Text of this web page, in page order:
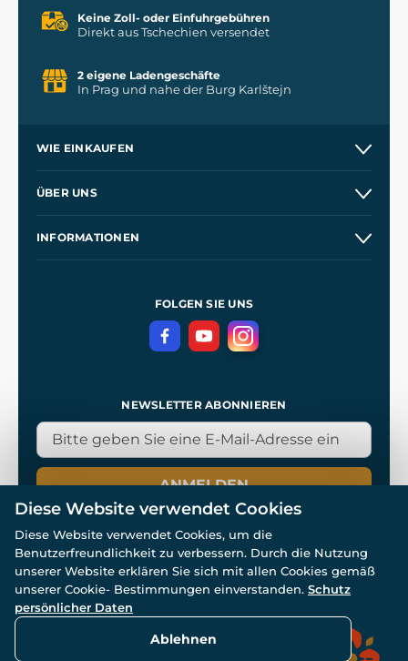
Keine Zoll- oder Einfuhrgebühren
Direkt aus Tschechien versendet
2 eigene Ladengeschäfte
In Prag und nahe der Burg Karlštejn
WIE EINKAUFEN
Kontakt
ÜBER UNS
INFORMATIONEN
DatenschutzerklärungFOLGEN SIE UNS
NEWSLETTER ABONNIEREN
ANMELDEN
© Alle Rechte vorbehalten. www.wulflund.de 2007-2026.
Powered by
Diese Website verwendet Cookies
Diese Website verwendet Cookies, um die
Benutzerfreundlichkeit zu verbessern. Durch die Nutzung
unserer Website erklären Sie sich mit allen Cookies gemäß
unserer Cookie- Bestimmungen einverstanden. Schutz
persönlicher Daten
Ablehnen